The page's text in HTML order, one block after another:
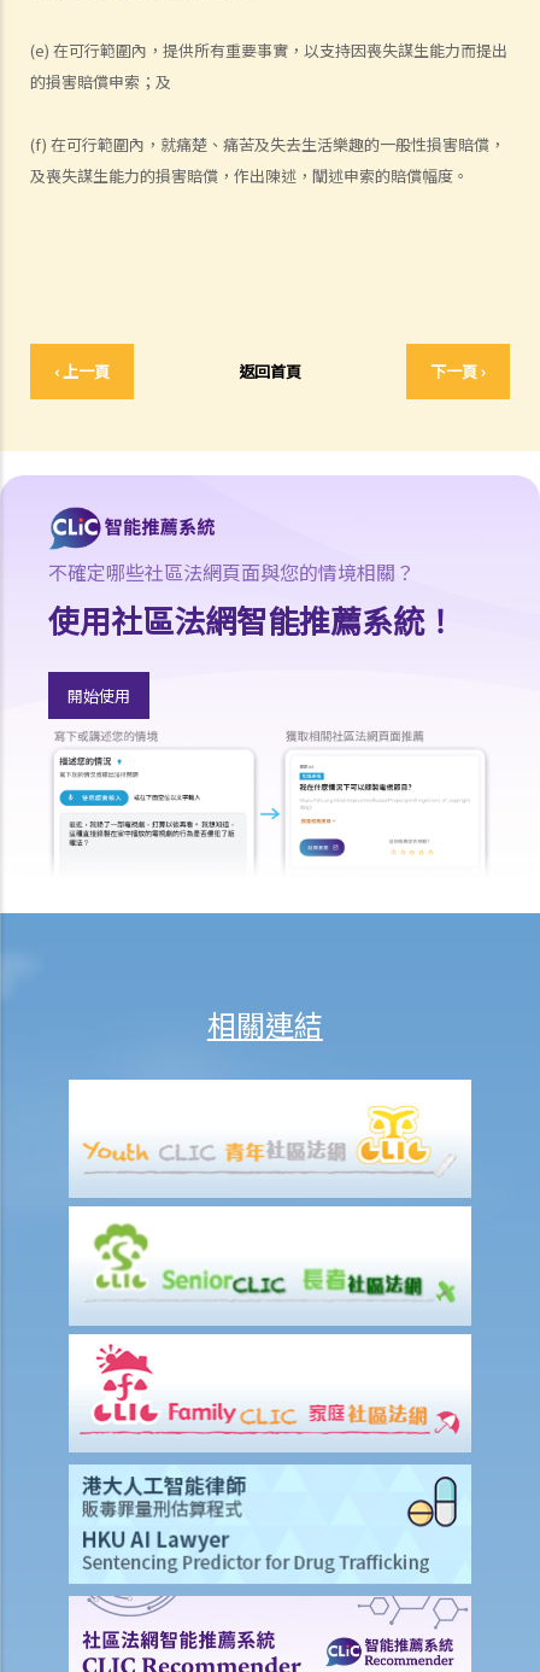
(e) 在可行範圍內，提供所有重要事實，以支持因喪失謀生能力而提出
的損害賠償申索；及
(f) 在可行範圍內，就痛楚、痛苦及失去生活樂趣的一般性損害賠償，
及喪失謀生能力的損害賠償，作出陳述，闡述申索的賠償幅度。
‹ 上一頁 返回首頁 下一頁 ›
法律援助
法律援助輔助計劃
香港律師會大埔火災緊急免費法律諮詢熱線
切勿尋求索償代理協助處理申索
涉及致命意外的申索
死因裁判法庭有甚麼作用？
因工受傷以及有關補償
怎樣才算是因工及在僱用期間遭遇意外（簡稱工傷意外）？
在甚麼情況下，僱主不需要為其僱員的工傷負上賠償責任？
賠償項目
我在工作時因遇到意外而受傷及導致傷殘，我或我的家人可獲哪些賠
除上述的賠償外，我可否就工傷而獲得其他賠償（例如醫藥費）？
工傷或有關意外之報告
僱主向勞工處報告與工作有關的意外之時限是多久？
僱員可否向勞工處報告與工作有關的意外？
若然我對條例所給予的補償感到不滿，或者我認為僱主忽略了應有的安
人壽保險
受保人已失蹤了數年，其保單受益人可否向保險公司索取死亡賠償？
在處理索償時，保險公司會否接受中醫發出的醫療報告 / 醫生紙？
如果我的保單已經失效，但我重新繳交保費以嘗試令保單「復效」。我
可否在這段期間向保險公司索償？
我為同一項目（如住院或家居意外）購買了數份保險。我可否從所有保
單索取全數保額，或只可索取實際開支或損失？人壽保險的死亡賠償會
否有不同規定？
醫療保險
在處理索償時，保險公司會否接受中醫發出的醫療報告 / 醫生紙？
我為同一項目（如住院或家居意外）購買了數份保險。我可否從所有保
單索取全數保額，或只可索取實際開支或損失？
意外或個人傷亡保險
「意外受傷」的一般定義是甚麼？如果我受了傷但沒有表面傷痕，我可
否向保險公司索償？
不確定哪些社區法網頁面與您的情境相關？
使用社區法網智能推薦系統！
開始使用
相關連結